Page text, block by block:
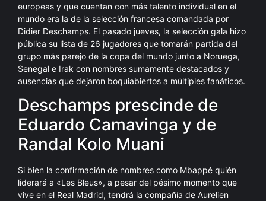
europeas y que cuentan con más talento individual en el
mundo era la de la selección francesa comandada por
Didier Deschamps. El pasado jueves, la selección gala hizo
pública su lista de 26 jugadores que tomarán partida del
grupo más parejo de la copa del mundo junto a Noruega,
Senegal e Irak con nombres sumamente destacados y
ausencias que dejaron boquiabiertos a múltiples fanáticos.
Deschamps prescinde de
Eduardo Camavinga y de
Randal Kolo Muani
Si bien la confirmación de nombres como Mbappé quién
liderará a «Les Bleus», a pesar del pésimo momento que
vive en el Real Madrid, tendrá la compañía de Aurelien